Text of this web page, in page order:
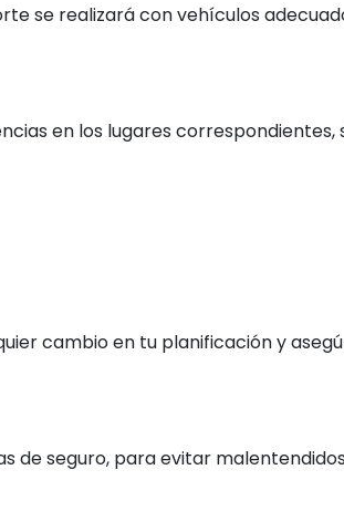
se realizará con vehículos
en los lugares correspondientes,
cambio en tu planificación y
de seguro, para evitar